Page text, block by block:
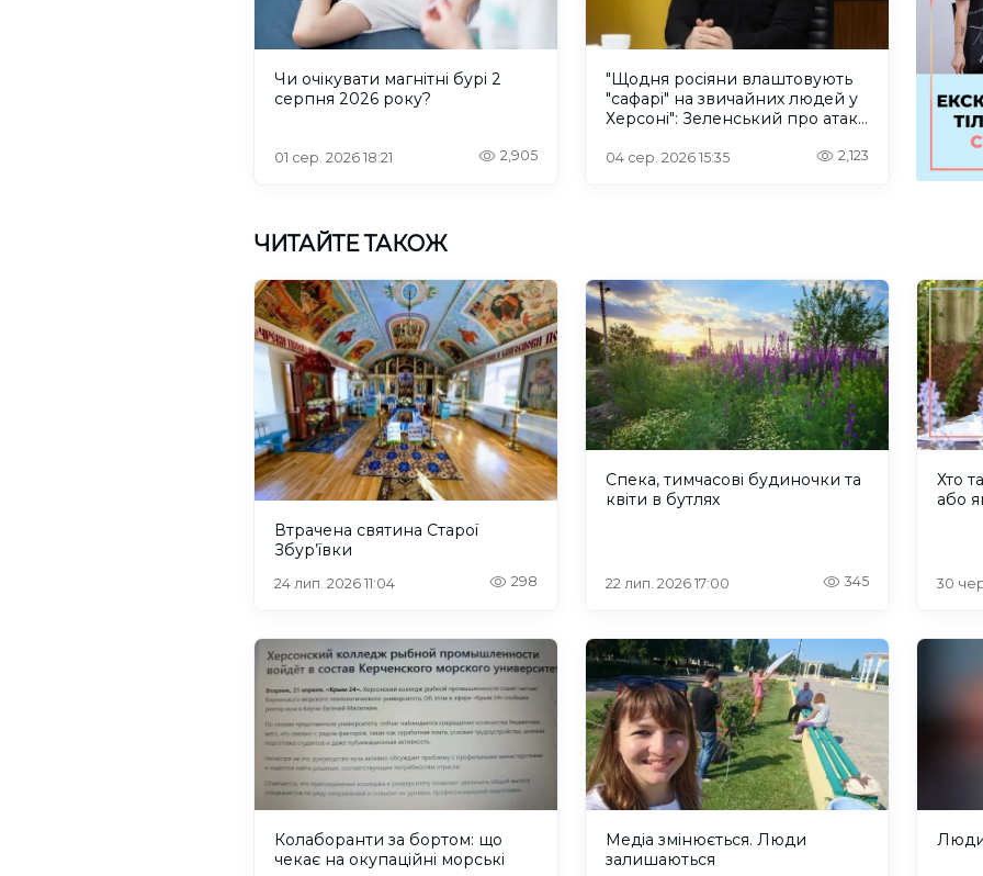
Чи очікувати магнітні бурі 2
серпня 2026 року?
01 сер. 2026 18:21 2,905
"Щодня росіяни влаштовують
"сафарі" на звичайних людей у
Херсоні": Зеленський про атаку
04 сер. 2026 15:35 2,123
ЧИТАЙТЕ ТАКОЖ
Втрачена святина Старої
Збур’ївки
24 лип. 2026 11:04 298
Спека, тимчасові будиночки та
квіти в бутлях
22 лип. 2026 17:00 345
Хто
або
30
Колаборанти за бортом: що
чекає на окупаційні морські
Медіа змінюється. Люди
залишаються
Люди,